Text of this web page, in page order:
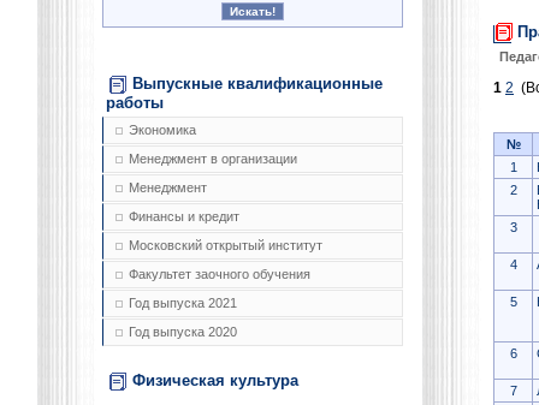
Выпускные квалификационные
работы
Экономика
Менеджмент в организации
Менеджмент
Финансы и кредит
Московский открытый институт
Факультет заочного обучения
Год выпуска 2021
Год выпуска 2020
Физическая культура
1 2
№
1
2
3
4
5
6
7